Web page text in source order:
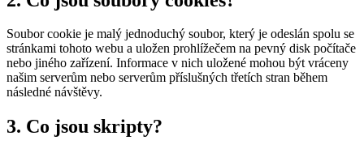
Soubor cookie je malý jednoduchý soubor, který je odeslán spolu se
stránkami tohoto webu a uložen prohlížečem na pevný disk počítače
nebo jiného zařízení. Informace v nich uložené mohou být vráceny
našim serverům nebo serverům příslušných třetích stran během
následné návštěvy.
3. Co jsou skripty?